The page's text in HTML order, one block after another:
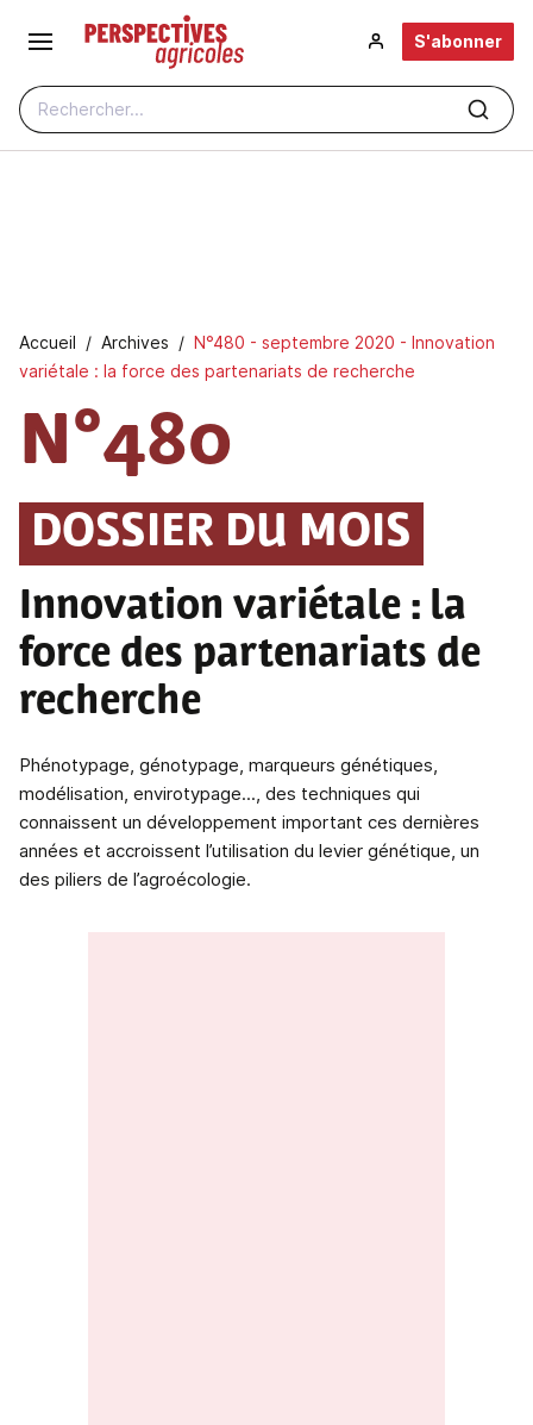
Aller au contenu principal
Rechercher...
S'abonner
Fil d'Ariane
Accueil Archives
N°480 - septembre 2020 - Innovation
variétale : la force des partenariats de recherche
N°480
DOSSIER DU MOIS
Innovation variétale : la
force des partenariats de
recherche
Phénotypage, génotypage, marqueurs génétiques,
modélisation, envirotypage..., des techniques qui
connaissent un développement important ces dernières
années et accroissent l’utilisation du levier génétique, un
des piliers de l’agroécologie.